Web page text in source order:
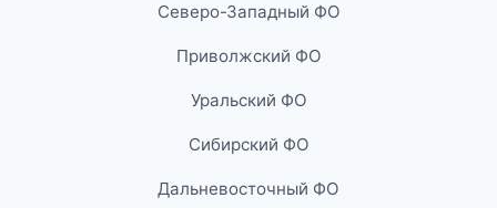
Северо-Западный ФО
Приволжский ФО
Уральский ФО
Сибирский ФО
Дальневосточный ФО